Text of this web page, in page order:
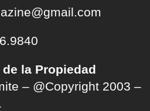
la Propiedad
– @Copyright 2003 –